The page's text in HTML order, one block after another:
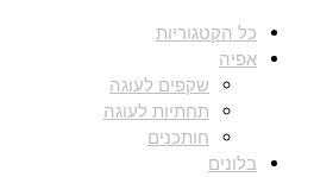
כל הקטגוריות
אפיה
שקפים לעוגה
תחתיות לעוגה
חותכנים
בלונים